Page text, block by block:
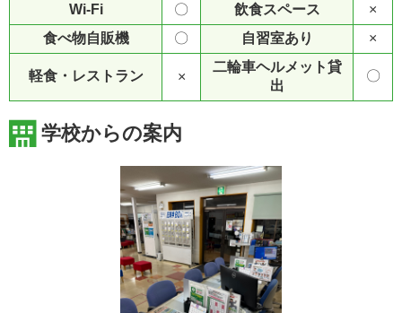
Wi-Fi 〇 飲食スペース
×
食べ物自販機
〇 自習室あり ×
軽食・レストラン ×
二輪車ヘルメット貸
出
〇
学校からの案内